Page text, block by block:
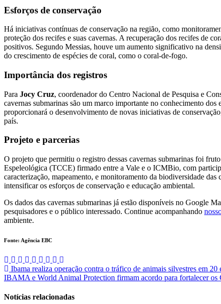
Esforços de conservação
Há iniciativas contínuas de conservação na região, como
proteção dos recifes e suas cavernas. A recuperação dos recifes de
positivos. Segundo Messias, houve um aumento significativo na
do crescimento de espécies de coral, como o coral-de-fogo.
Importância dos registros
Para Jocy Cruz, coordenador do Centro Nacional de Pesquisa e
cavernas submarinas são um marco importante no conhecimento dos
proporcionará o desenvolvimento de novas iniciativas de
país.
Projeto e parcerias
O projeto que permitiu o registro dessas cavernas submarinas foi
Espeleológica (TCCE) firmado entre a Vale e o ICMBio, com
caracterização, mapeamento, e monitoramento da biodiversidade
intensificar os esforços de conservação e educação ambiental.
Os dados das cavernas submarinas já estão disponíveis no Google
pesquisadores e o público interessado. Continue acompanhando
ambiente.
Fonte: Agência EBC
Navegação
de
Post
Ibama realiza operação contra o tráfico de animais silvestres em 20
IBAMA e World Animal Protection firmam acordo para fortalecer
Notícias relacionadas